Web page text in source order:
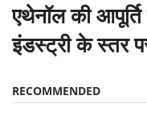
एथेनॉल की
इंडस्ट्री के स्तर
RECOMMENDED